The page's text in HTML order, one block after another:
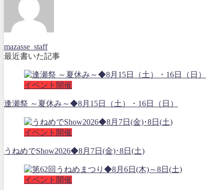
mazasse_staff
最近書いた記事
イベント開催
逢瀬祭 ～夏休み～◆8月15日（土）・16日（日）
イベント開催
うねめでShow2026◆8月7日(金)･8日(土)
イベント開催